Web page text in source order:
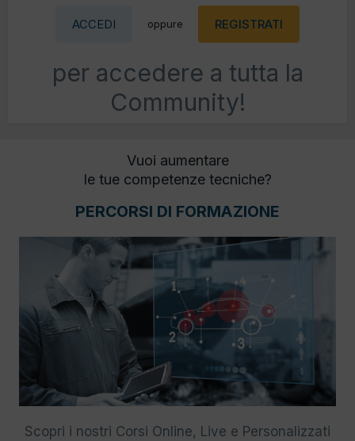
ACCEDI oppure REGISTRATI
per accedere a tutta la
Community!
Vuoi aumentare
le tue competenze tecniche?
PERCORSI DI FORMAZIONE
Scopri i nostri Corsi Online, Live e Personalizzati